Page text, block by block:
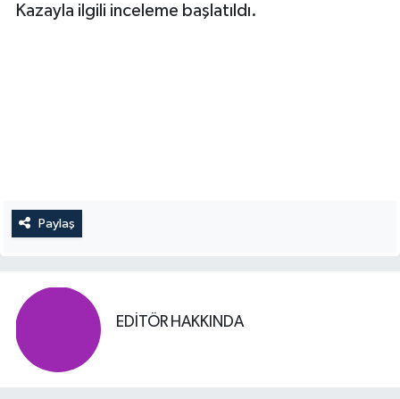
Kazayla ilgili inceleme başlatıldı.
Paylaş
EDITÖR HAKKINDA